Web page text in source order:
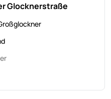
Glocknerstraße